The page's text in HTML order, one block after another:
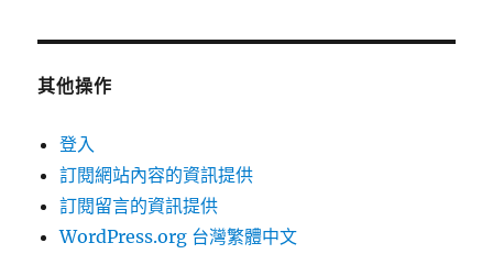
其他操作
登入
訂閱網站內容的資訊提供
訂閱留言的資訊提供
WordPress.org 台灣繁體中文